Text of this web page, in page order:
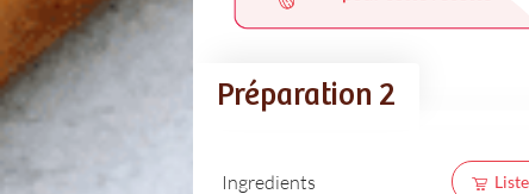
Préparation 2
Ingredients